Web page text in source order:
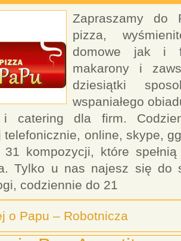
Zapraszamy do
pizza,
domowe jak i
makarony i
dziesiątki
wspaniałego
i catering dla firm.
telefonicznie, online, skype,
kompozycji, które
Tylko u nas najesz się do
codziennie do 21
o Papu – Robotnicza